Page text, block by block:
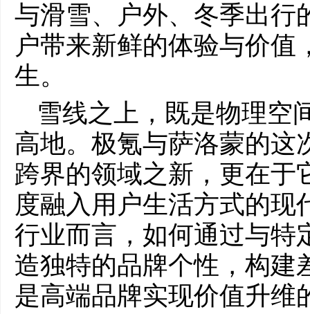
与滑雪、户外、冬季出行
户带来新鲜的体验与价
生。
雪线之上，既是物理空
高地。极氪与萨洛蒙的这
跨界的领域之新，更在于
度融入用户生活方式的现
行业而言，如何通过与特
造独特的品牌个性，构建
是高端品牌实现价值升维